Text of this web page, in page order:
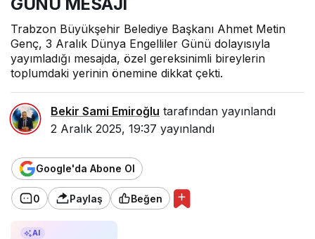
Trabzon Büyükşehir Belediye Başkanı Ahmet Metin
Genç, 3 Aralık Dünya Engelliler Günü dolayısıyla
yayımladığı mesajda, özel gereksinimli bireylerin
toplumdaki yerinin önemine dikkat çekti.
Bekir Sami Emiroğlu tarafından yayınlandı
2 Aralık 2025, 19:37 yayınlandı
Google'da Abone Ol
0 Paylaş Beğen
AI